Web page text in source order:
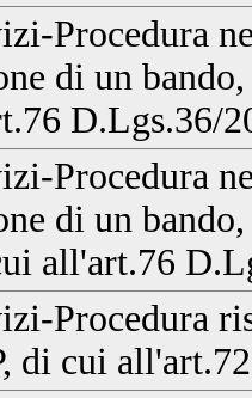
Procedura
di un
D.Lgs.36/
Procedura
di un
all'art.76
Procedura
di cui